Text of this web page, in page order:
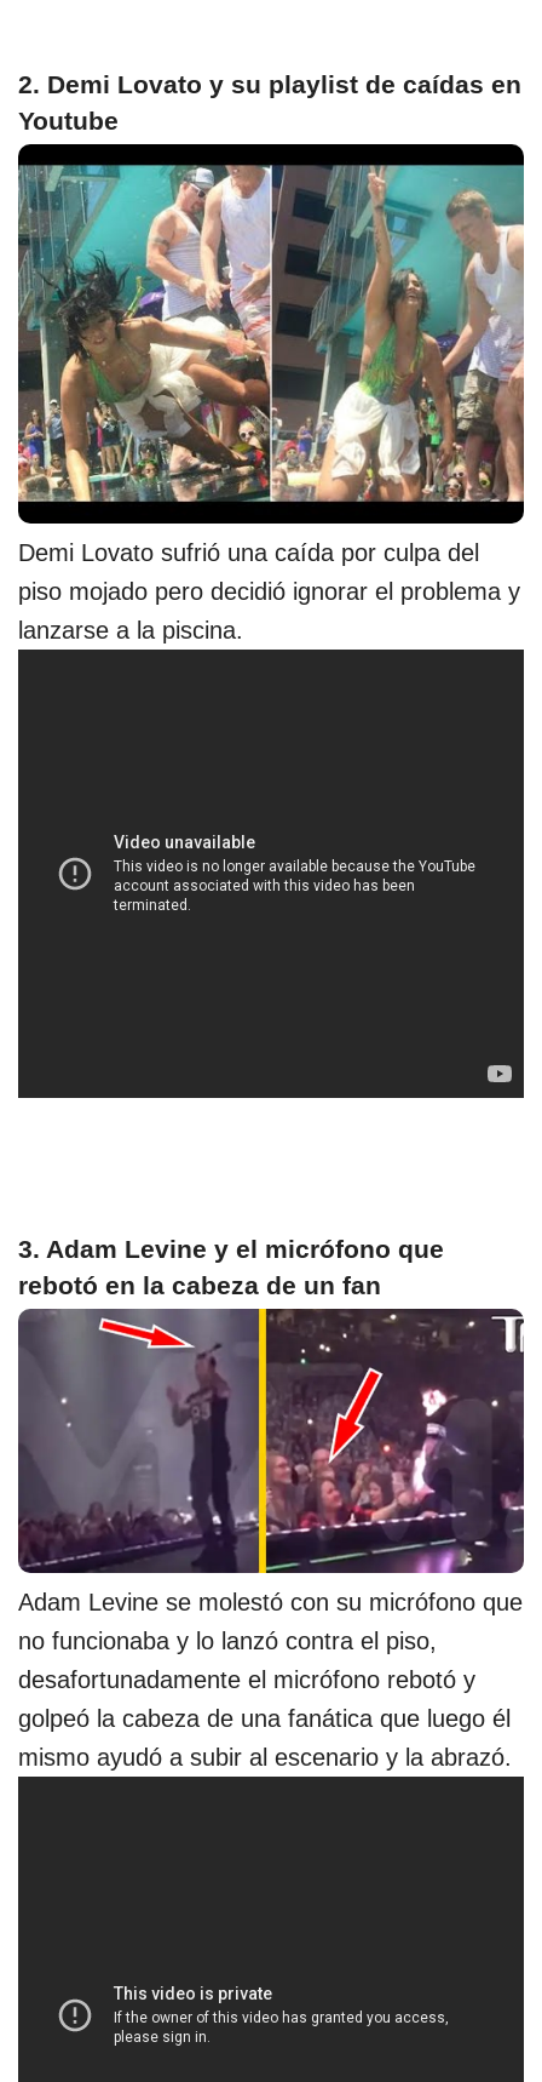
2. Demi Lovato y su playlist de caídas en
Youtube
Demi Lovato sufrió una caída por culpa del
piso mojado pero decidió ignorar el problema y
lanzarse a la piscina.
3. Adam Levine y el micrófono que
rebotó en la cabeza de un fan
Adam Levine se molestó con su micrófono que
no funcionaba y lo lanzó contra el piso,
desafortunadamente el micrófono rebotó y
golpeó la cabeza de una fanática que luego él
mismo ayudó a subir al escenario y la abrazó.